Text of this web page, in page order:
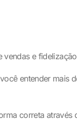
e
entender mais
correta